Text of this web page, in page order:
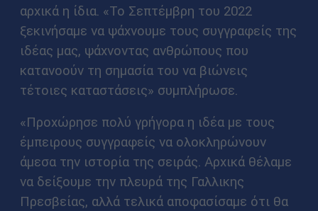
αρχικά η ίδια. «Το Σεπτέμβρη του 2022
ξεκινήσαμε να ψάχνουμε τους συγγραφείς της
ιδέας μας, ψάχνοντας ανθρώπους που
κατανοούν τη σημασία του να βιώνεις
τέτοιες καταστάσεις» συμπλήρωσε.
«Προχώρησε πολύ γρήγορα η ιδέα με τους
έμπειρους συγγραφείς να ολοκληρώνουν
άμεσα την ιστορία της σειράς. Αρχικά θέλαμε
να δείξουμε την πλευρά της Γαλλικης
Πρεσβείας, αλλά τελικά αποφασίσαμε ότι θα